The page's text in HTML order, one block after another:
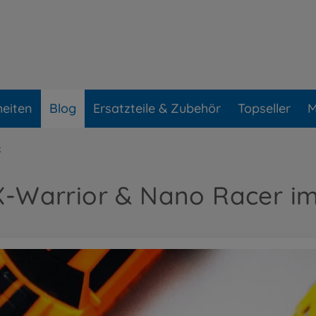
Blog Ersatzteile & Zubehör Topseller
Warrior & Nano Racer